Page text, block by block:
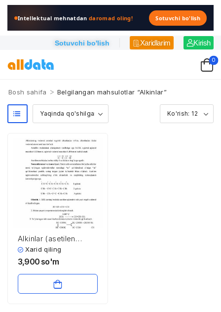
Intellektual mehnatdandaromad oling! Sotuvchi bo'lish
Sotuvchi bo'lish Xaridlarim Kirish
0
Bosh sahifa > Belgilangan mahsulotlar “Alkinlar”
Alkinlar (asetilen
uglevodorodlar)
Xarid qiling
3,900 so'm